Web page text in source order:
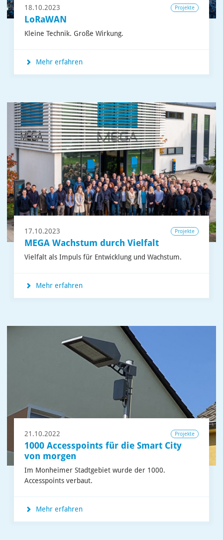
18.10.2023 Projekte
LoRaWAN
Kleine Technik. Große Wirkung.
Mehr erfahren
17.10.2023 Projekte
MEGA Wachstum durch Vielfalt
Vielfalt als Impuls für Entwicklung und Wachstum.
Mehr erfahren
21.10.2022 Projekte
1000 Accesspoints für die Smart City
von morgen
Im Monheimer Stadtgebiet wurde der 1000.
Accesspoints verbaut.
Mehr erfahren